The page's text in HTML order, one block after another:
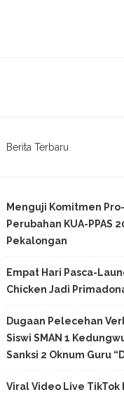
Berita Terbaru
Menguji Komitmen
Perubahan KUA-PPAS
Pekalongan
Empat Hari Pasca-
Chicken Jadi
Dugaan Pelecehan
Siswi SMAN 1
Sanksi 2 Oknum Guru
Viral Video Live TikTok